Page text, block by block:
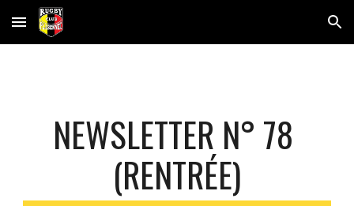
Skip to main content Skip to navigation
NEWSLETTER N° 78
(RENTRÉE)